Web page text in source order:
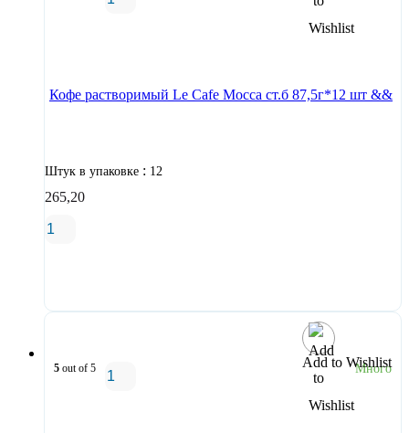
Кофе растворимый Le Cafe Mocca ст.б 87,5г*12 шт &&
Штук в упаковке : 12
265,20
Add to Wishlist
5 out of 5 Много